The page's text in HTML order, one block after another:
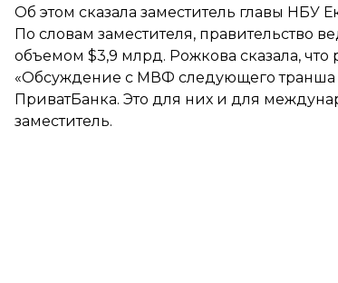
Об этом сказала заместитель главы НБУ
По словам заместителя, правительство
объемом $3,9 млрд. Рожкова сказала,
«Обсуждение с МВФ следующего
ПриватБанка. Это для них и для
заместитель.